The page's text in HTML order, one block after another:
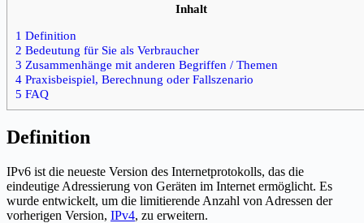
Inhalt
1 Definition
2 Bedeutung für Sie als Verbraucher
3 Zusammenhänge mit anderen Begriffen / Themen
4 Praxisbeispiel, Berechnung oder Fallszenario
5 FAQ
Definition
IPv6 ist die neueste Version des Internetprotokolls, das die
eindeutige Adressierung von Geräten im Internet ermöglicht. Es
wurde entwickelt, um die limitierende Anzahl von Adressen der
vorherigen Version, IPv4, zu erweitern.